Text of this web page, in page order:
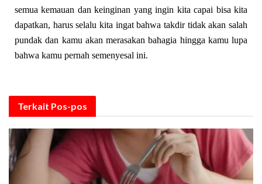
semua kemauan dan keinginan yang ingin kita capai bisa kita
dapatkan, harus selalu kita ingat bahwa takdir tidak akan salah
pundak dan kamu akan merasakan bahagia hingga kamu lupa
bahwa kamu pernah semenyesal ini.
Terkait Pos-pos